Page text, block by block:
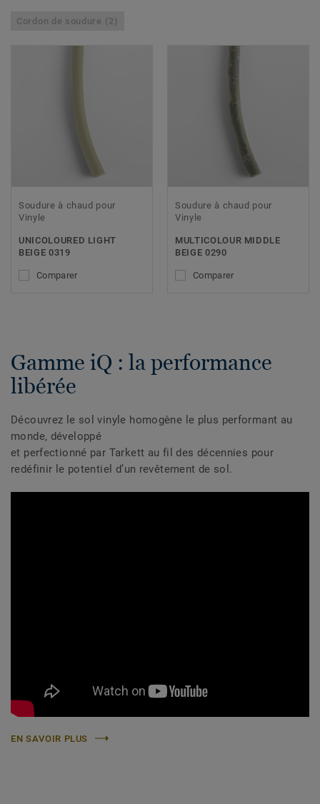
Cordon de soudure (2)
Soudure à chaud pour
Vinyle
UNICOLOURED LIGHT
BEIGE 0319
Comparer
Soudure à chaud pour
Vinyle
MULTICOLOUR MIDDLE
BEIGE 0290
Comparer
Gamme iQ : la performance
libérée
Découvrez le sol vinyle homogène le plus performant au
monde, développé
et perfectionné par Tarkett au fil des décennies pour
redéfinir le potentiel d’un revêtement de sol.
EN SAVOIR PLUS